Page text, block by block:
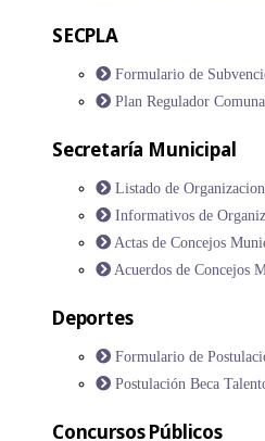
SECPLA
Formulario de
Plan Regulador
Secretaría Municipal
Listado de
Informativos de
Actas de Concejos
Acuerdos de Concejos
Deportes
Formulario de
Postulación Beca
Concursos Públicos